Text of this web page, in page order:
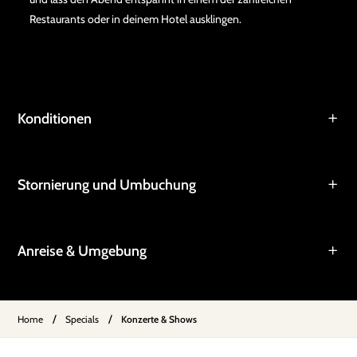
Restaurants oder in deinem Hotel ausklingen.
Konditionen
Stornierung und Umbuchung
Anreise & Umgebung
Home / Specials / Konzerte & Shows